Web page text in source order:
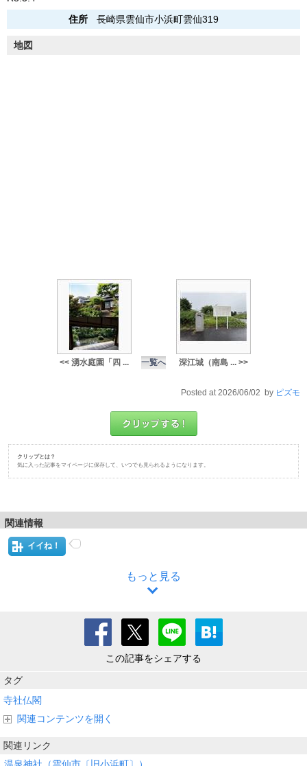
住所
長崎県雲仙市小浜町雲仙319
地図
<< 湧水庭園「四 ... 一覧へ 深江城（南島 ... >>
Posted at 2026/06/02 by ピズモ
クリップとは？
気に入った記事をマイページに保存して、いつでも見られるようになります。
関連情報
イイね！
もっと見る
この記事をシェアする
タグ
寺社仏閣
関連コンテンツを開く
関連リンク